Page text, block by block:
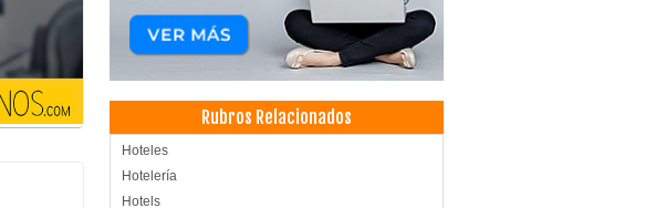
Rubros Relacionados
Hoteles
Hotelería
Hotels